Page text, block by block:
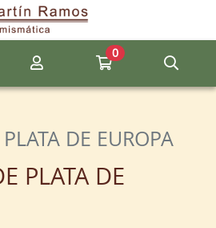
la página
artículos favoritos
Mi cuentaIr a mi compra
0
DE EUROPA
PLATA DE